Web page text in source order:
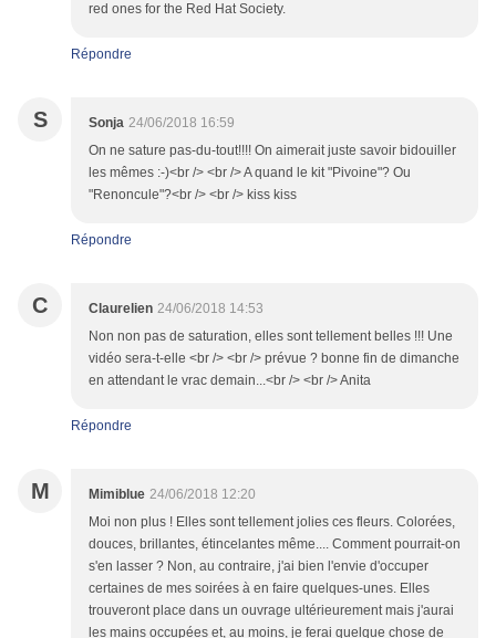
red ones for the Red Hat Society.
Répondre
S Sonja 24/06/2018 16:59
On ne sature pas-du-tout!!!! On aimerait juste savoir bidouiller
les mêmes :-)<br /> <br /> A quand le kit "Pivoine"? Ou
"Renoncule"?<br /> <br /> kiss kiss
Répondre
C Claurelien 24/06/2018 14:53
Non non pas de saturation, elles sont tellement belles !!! Une
vidéo sera-t-elle <br /> <br /> prévue ? bonne fin de dimanche
en attendant le vrac demain...<br /> <br /> Anita
Répondre
M Mimiblue 24/06/2018 12:20
Moi non plus ! Elles sont tellement jolies ces fleurs. Colorées,
douces, brillantes, étincelantes même.... Comment pourrait-on
s'en lasser ? Non, au contraire, j'ai bien l'envie d'occuper
certaines de mes soirées à en faire quelques-unes. Elles
trouveront place dans un ouvrage ultérieurement mais j'aurai
les mains occupées et, au moins, je ferai quelque chose de